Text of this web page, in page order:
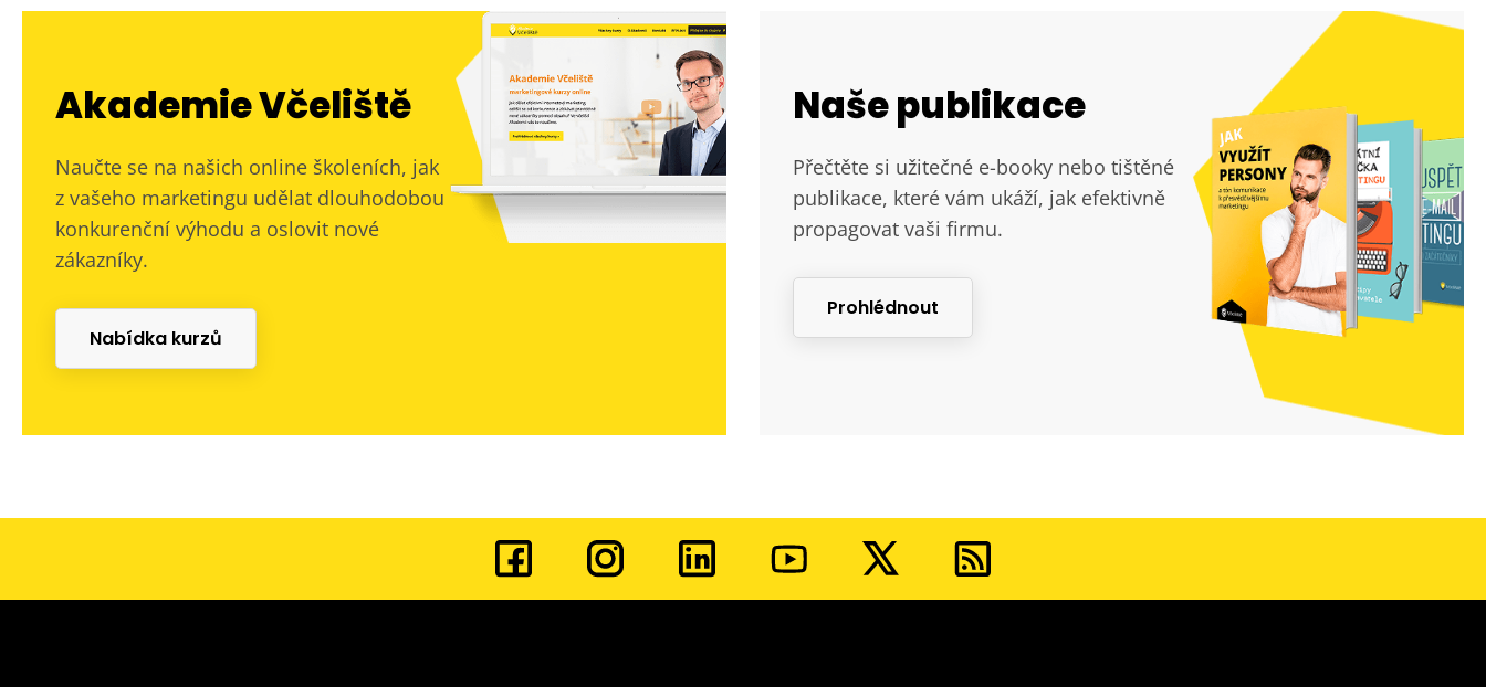
Akademie Včeliště
Naučte se na našich online školeních, jak
z vašeho marketingu udělat dlouhodobou
konkurenční výhodu a oslovit nové
zákazníky.
Nabídka kurzů
Naše publikace
Přečtěte si užitečné e-booky nebo tištěné
publikace, které vám ukáží, jak efektivně
propagovat vaši firmu.
Prohlédnout